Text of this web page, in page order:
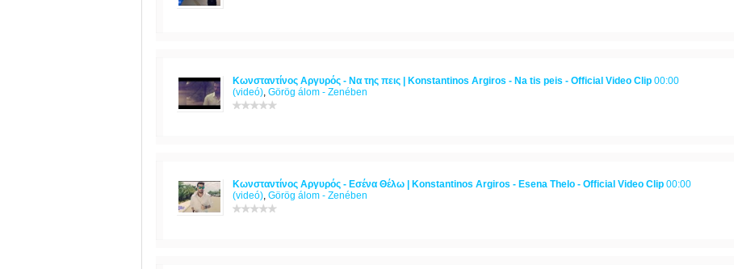
Κωνσταντίνος Αργυρός - Να της πεις | Konstantinos Argiros - Na tis peis - Official Video Clip 00:00
(videó), Görög álom - Zenében
Κωνσταντίνος Αργυρός - Εσένα Θέλω | Konstantinos Argiros - Esena Thelo - Official Video Clip 00:00
(videó), Görög álom - Zenében